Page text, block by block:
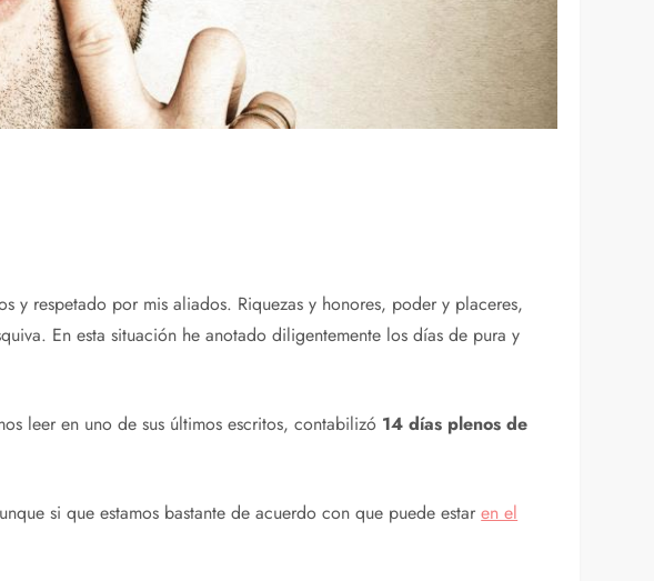
y respetado por mis aliados. Riquezas y honores, poder y placeres,
En esta situación he anotado diligentemente los días de pura y
leer en uno de sus últimos escritos, contabilizó 14 días plenos de
si que estamos bastante de acuerdo con que puede estaren el